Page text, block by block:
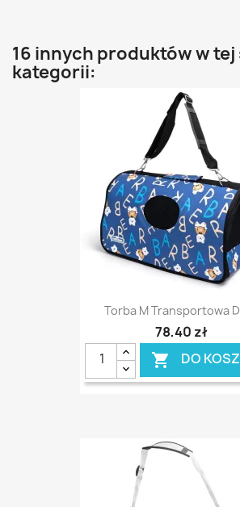
16 innych produktów w tej
kategorii:
Torba M Transportowa
78,40 zł
 DO